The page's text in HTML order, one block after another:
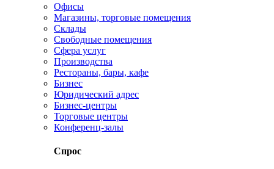
Офисы
Магазины, торговые помещения
Склады
Свободные помещения
Сфера услуг
Производства
Рестораны, бары, кафе
Бизнес
Юридический адрес
Бизнес-центры
Торговые центры
Конференц-залы
Спрос